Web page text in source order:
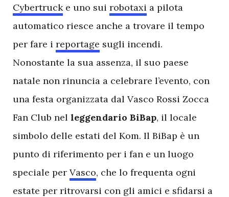
Cybertrucke uno sui robotaxi a pilota
automatico riesce anche a trovare il tempo
per fare i reportage sugli incendi.
Nonostante la sua assenza, il suo paese
natale non rinuncia a celebrare l’evento, con
una festa organizzata dal Vasco Rossi Zocca
Fan Club nel leggendario BiBap, il locale
simbolo delle estati del Kom. Il BiBap è un
punto di riferimento per i fan e un luogo
speciale per Vasco, che lo frequenta ogni
estate per ritrovarsi con gli amici e sfidarsi a